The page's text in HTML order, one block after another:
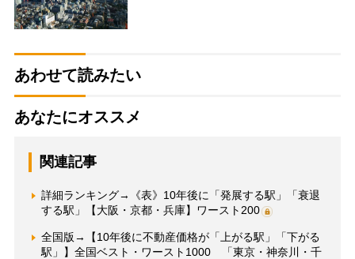
あわせて読みたい
あなたにオススメ
関連記事
詳細ランキング→《表》10年後に「発展する駅」「衰退
する駅」【大阪・京都・兵庫】ワースト200
全国版→【10年後に不動産価格が「上がる駅」「下がる
駅」】全国ベスト・ワースト1000 「東京・神奈川・千